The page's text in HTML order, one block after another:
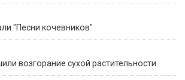
"Песни кочевников"
возгорание сухой растительности